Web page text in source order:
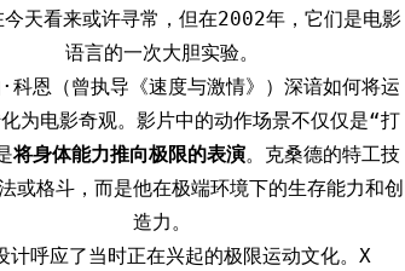
天看来或许寻常，但在2002年，它们是电影
语言的一次大胆实验。
科恩（曾执导《速度与激情》）深谙如何将运
为电影奇观。影片中的动作场景不仅仅是“打
将身体能力推向极限的表演。克桑德的特工技
或格斗，而是他在极端环境下的生存能力和创
造力。
计呼应了当时正在兴起的极限运动文化。X